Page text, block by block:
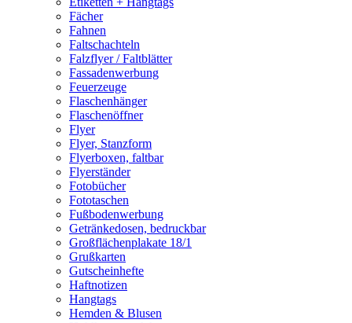
Fächer
Fahnen
Faltschachteln
Falzflyer / Faltblätter
Fassadenwerbung
Feuerzeuge
Flaschenhänger
Flaschenöffner
Flyer
Flyer, Stanzform
Flyerboxen, faltbar
Flyerständer
Fotobücher
Fototaschen
Fußbodenwerbung
Getränkedosen, bedruckbar
Großflächenplakate 18/1
Grußkarten
Gutscheinhefte
Haftnotizen
Hangtags
Hemden & Blusen